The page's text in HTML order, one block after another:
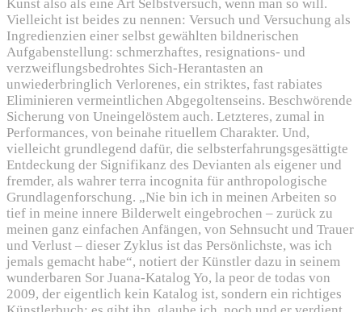
Kunst also als eine Art Selbstversuch, wenn man so will.
Vielleicht ist beides zu nennen: Versuch und Versuchung als
Ingredienzien einer selbst gewählten bildnerischen
Aufgabenstellung: schmerzhaftes, resignations- und
verzweiflungsbedrohtes Sich-Herantasten an
unwiederbringlich Verlorenes, ein striktes, fast rabiates
Eliminieren vermeintlichen Abgegoltenseins. Beschwörende
Sicherung von Uneingelöstem auch. Letzteres, zumal in
Performances, von beinahe rituellem Charakter. Und,
vielleicht grundlegend dafür, die selbsterfahrungsgesättigte
Entdeckung der Signifikanz des Devianten als eigener und
fremder, als wahrer terra incognita für anthropologische
Grundlagenforschung. „Nie bin ich in meinen Arbeiten so
tief in meine innere Bilderwelt eingebrochen – zurück zu
meinen ganz einfachen Anfängen, von Sehnsucht und Trauer
und Verlust – dieser Zyklus ist das Persönlichste, was ich
jemals gemacht habe“, notiert der Künstler dazu in seinem
wunderbaren Sor Juana-Katalog Yo, la peor de todas von
2009, der eigentlich kein Katalog ist, sondern ein richtiges